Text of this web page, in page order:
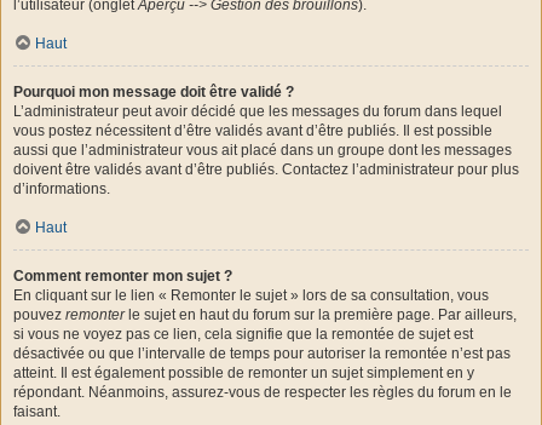
l’utilisateur (ongletAperçu --> Gestion des brouillons).
Haut
Pourquoi mon message doit être validé ?
L’administrateur peut avoir décidé que les messages du forum dans lequel
vous postez nécessitent d’être validés avant d’être publiés. Il est possible
aussi que l’administrateur vous ait placé dans un groupe dont les messages
doivent être validés avant d’être publiés. Contactez l’administrateur pour plus
d’informations.
Haut
Comment remonter mon sujet ?
En cliquant sur le lien « Remonter le sujet » lors de sa consultation, vous
pouvez remonterle sujet en haut du forum sur la première page. Par ailleurs,
si vous ne voyez pas ce lien, cela signifie que la remontée de sujet est
désactivée ou que l’intervalle de temps pour autoriser la remontée n’est pas
atteint. Il est également possible de remonter un sujet simplement en y
répondant. Néanmoins, assurez-vous de respecter les règles du forum en le
faisant.